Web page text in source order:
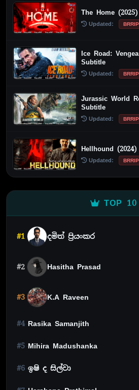
The Home
Updated: BRRIP
Ice Road:
Subtitle
Updated: BRRIP
Jurassic World
Subtitle
Updated: BRRIP
Hellhound
Updated: BRRIP
TOP 10
#1 දමිත් ප්‍රියංකර
#2 Hasitha Prasad
#3 K.A Raveen
#4 Rasika Samanjith
#5 Mihira Madushanka
#6 ඉෂි ද සිල්වා